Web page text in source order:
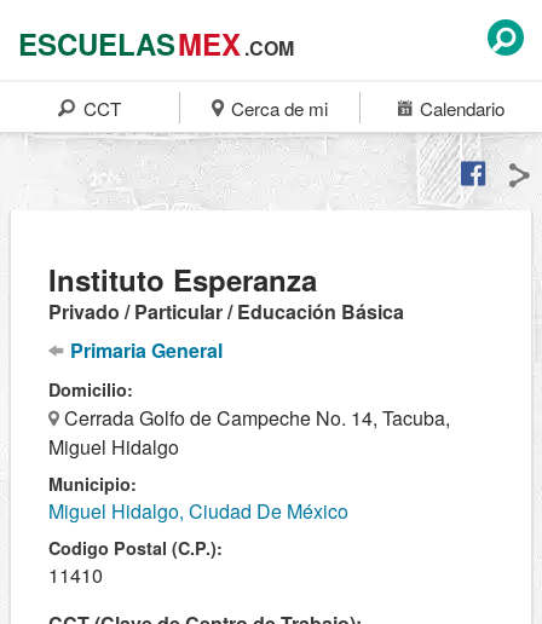
ESCUELASMEX.COM
CCT Cerca de mi Calendario
Instituto Esperanza
Privado / Particular / Educación Básica
Primaria General
Domicilio:
Cerrada Golfo de Campeche No. 14, Tacuba,
Miguel Hidalgo
Municipio:
Miguel Hidalgo, Ciudad De México
Codigo Postal (C.P.):
11410